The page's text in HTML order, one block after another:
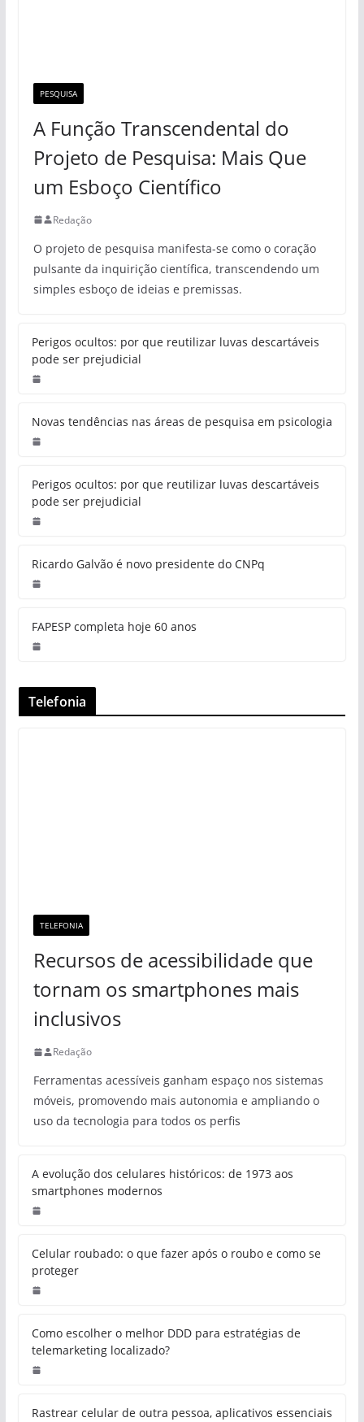
PESQUISA
A Função Transcendental do
Projeto de Pesquisa: Mais Que
um Esboço Científico
Redação
O projeto de pesquisa manifesta-se como o coração
pulsante da inquirição científica, transcendendo um
simples esboço de ideias e premissas.
Perigos ocultos: por que reutilizar luvas descartáveis
pode ser prejudicial
Novas tendências nas áreas de pesquisa em psicologia
Perigos ocultos: por que reutilizar luvas descartáveis
pode ser prejudicial
Ricardo Galvão é novo presidente do CNPq
FAPESP completa hoje 60 anos
Telefonia
TELEFONIA
Recursos de acessibilidade que
tornam os smartphones mais
inclusivos
Redação
Ferramentas acessíveis ganham espaço nos sistemas
móveis, promovendo mais autonomia e ampliando o
uso da tecnologia para todos os perfis
A evolução dos celulares históricos: de 1973 aos
smartphones modernos
Celular roubado: o que fazer após o roubo e como se
proteger
Como escolher o melhor DDD para estratégias de
telemarketing localizado?
Rastrear celular de outra pessoa, aplicativos essenciais